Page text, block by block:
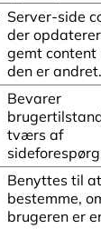
Server-side
der
gemt content
den er andret.
Bevarer
tværs af
Benyttes til at
bestemme,
brugeren er